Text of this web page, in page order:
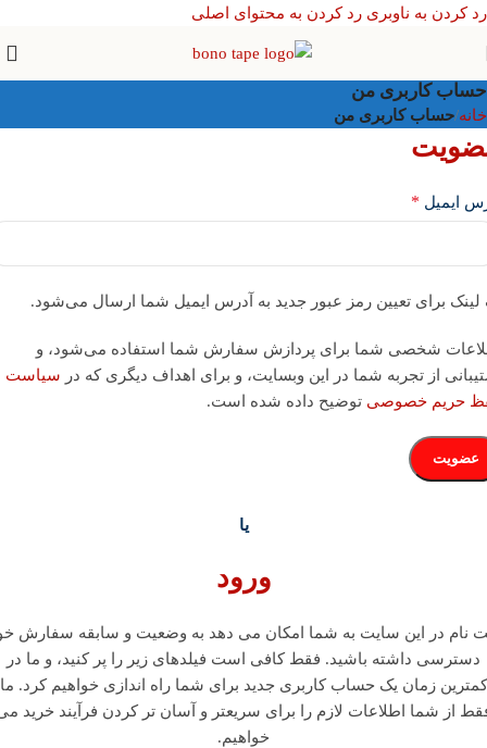
رد کردن به ناوبری رد کردن به محتوای اصلی
حساب کاربری من
خانه/حساب کاربری من
ایمیل *
لینک برای تعیین رمز عبور جدید به آدرس ایمیل شما ارسال می‌شود.
شخصی شما برای پردازش سفارش شما استفاده می‌شود، و
از تجربه شما در این وبسایت، و برای اهداف دیگری که در سیاست
حریم خصوصی توضیح داده شده است.
عضویت
یا
ورود
نام در این سایت به شما امکان می دهد به وضعیت و سابقه سفارش
دسترسی داشته باشید. فقط کافی است فیلدهای زیر را پر کنید، و ما در
کمترین زمان یک حساب کاربری جدید برای شما راه اندازی خواهیم کرد. ما
از شما اطلاعات لازم را برای سریعتر و آسان تر کردن فرآیند خرید
خواهیم.